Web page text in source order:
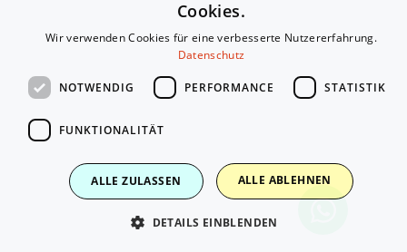
Cookies.
Wir verwenden Cookies für eine verbesserte Nutzererfahrung.
Datenschutz
NOTWENDIG PERFORMANCE STATISTIK
FUNKTIONALITÄT
ALLE ZULASSEN ALLE ABLEHNEN
DETAILS EINBLENDEN